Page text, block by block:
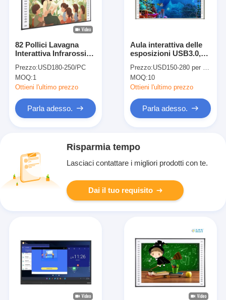
82 Pollici Lavagna
Interattiva Infrarossi
Porta USB per Aula
Intelligente
Prezzo:USD180-250/PC
MOQ:1
Ottieni l'ultimo prezzo
Parla adesso.
Aula interattiva delle
esposizioni USB3.0,
touch screen
Prezzo:USD150-280 per piece
MOQ:10
Ottieni l'ultimo prezzo
Parla adesso.
Risparmia tempo
Lasciaci contattare i migliori prodotti con te.
Dai il tuo requisito